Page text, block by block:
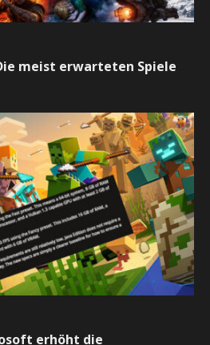
meist erwarteten Spiele
erhöht die